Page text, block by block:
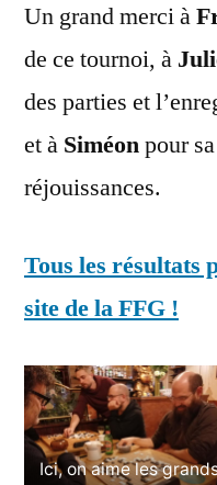
Un grand merci à
de ce tournoi, à
des parties et
et à Siméonpour
réjouissances.
Tous les résultats
site de la FFG !
Ici, on aime les